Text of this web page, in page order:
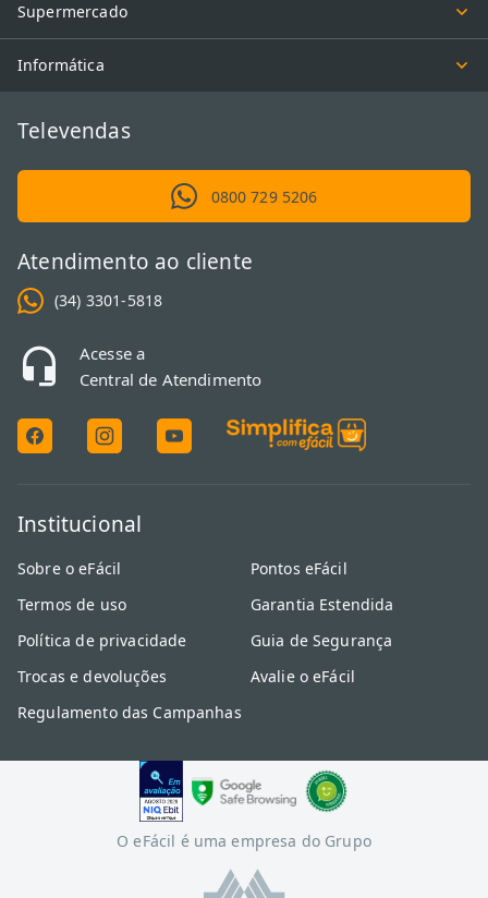
Supermercado
Informática
Televendas
0800 729 5206
Atendimento ao cliente
(34) 3301-5818
Acesse a
Central de Atendimento
Institucional
Sobre o eFácil
Termos de uso
Política de privacidade
Trocas e devoluções
Regulamento das Campanhas
Pontos eFácil
Garantia Estendida
Guia de Segurança
Avalie o eFácil
O eFácil é uma empresa do Grupo